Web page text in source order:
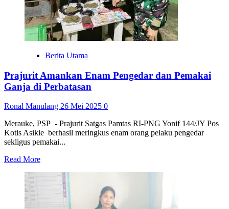
Berita Utama
Prajurit Amankan Enam Pengedar dan Pemakai
Ganja di Perbatasan
Ronal Manulang 26 Mei 2025 0
Merauke, PSP - Prajurit Satgas Pamtas RI-PNG Yonif 144/JY Pos
Kotis Asikie berhasil meringkus enam orang pelaku pengedar
sekligus pemakai...
Read MoreRead
Prajurit
Amankan